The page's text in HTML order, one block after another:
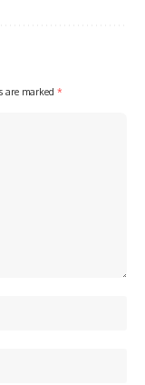
are marked *